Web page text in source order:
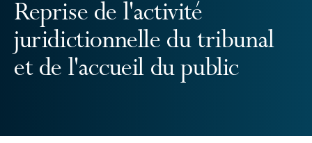
Reprise de l'activité
juridictionnelle du tribunal
et de l'accueil du public